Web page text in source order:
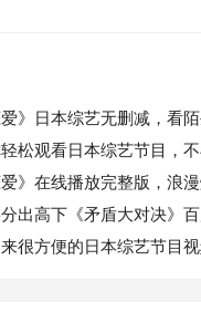
爱》日本综艺无删减，看
松观看日本综艺节目，
爱》在线播放完整版，浪
出高下《矛盾大对决》
很方便的日本综艺节目